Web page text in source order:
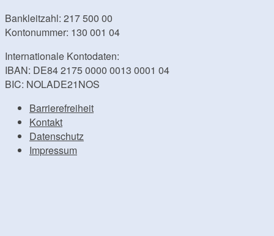
Bankleitzahl: 217 500 00
Kontonummer: 130 001 04
Internationale Kontodaten:
IBAN: DE84 2175 0000 0013 0001 04
BIC: NOLADE21NOS
Barrierefreiheit
Kontakt
Datenschutz
Impressum